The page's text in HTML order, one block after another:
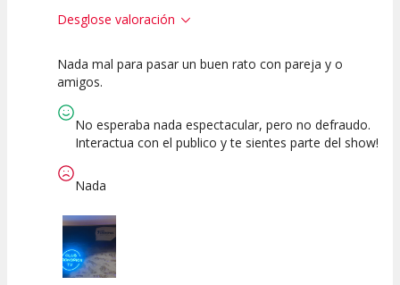
Desglose valoración
10
Espectáculo
10
Escena
7.5
artística
Nada mal para pasar un buen rato con pareja y o
amigos.
No esperaba nada espectacular, pero no defraudo.
Interactua con el publico y te sientes parte del show!
Nada